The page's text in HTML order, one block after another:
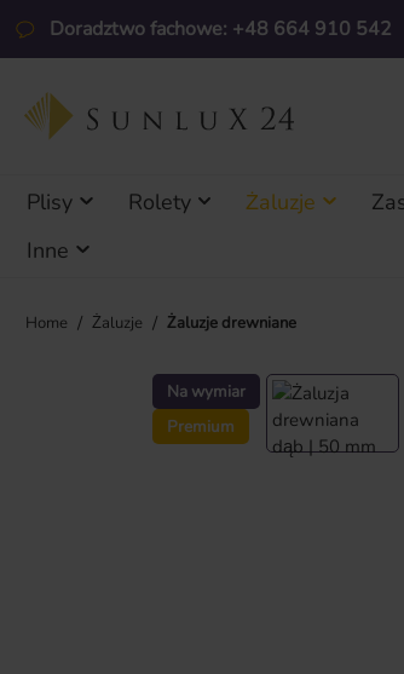
do głównej zawartości
Przejdź do wyszukiwania
Przejdź do głównej nawigacji
Doradztwo fachowe: +48 664 910 542
Plisy Rolety Żaluzje
Inne
Home / Żaluzje / Żaluzje drewniane
Na wymiar
Premium
Pomiń galerię zdjęć